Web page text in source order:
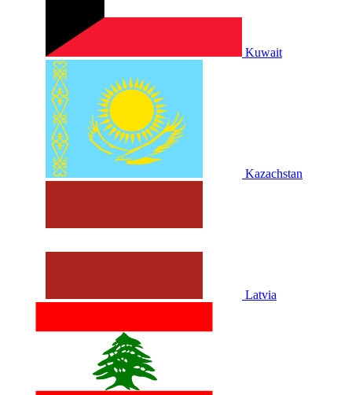
Kuwait
Kazachstan
Latvia